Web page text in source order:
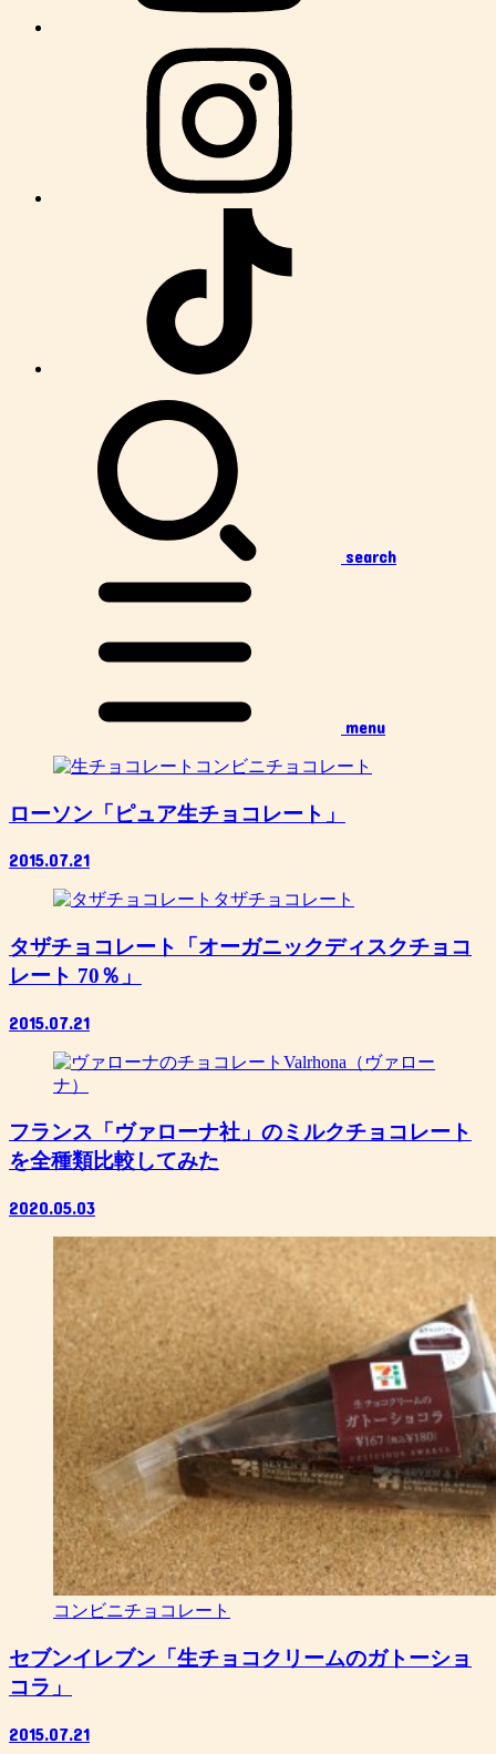
search
menu
コンビニチョコレート
ローソン「ピュア生チョコレート」
2015.07.21
タザチョコレート
タザチョコレート「オーガニックディスクチョコ
レート 70％」
2015.07.21
Valrhona（ヴァロー
ナ）
フランス「ヴァローナ社」のミルクチョコレート
を全種類比較してみた
2020.05.03
コンビニチョコレート
セブンイレブン「生チョコクリームのガトーショ
コラ」
2015.07.21